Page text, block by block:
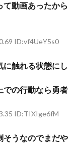
動画あったから
ID:vf4UeY5s0
触れる状態にし
での行動なら勇者
ID:TIXIge6fM
そうなのでまだや